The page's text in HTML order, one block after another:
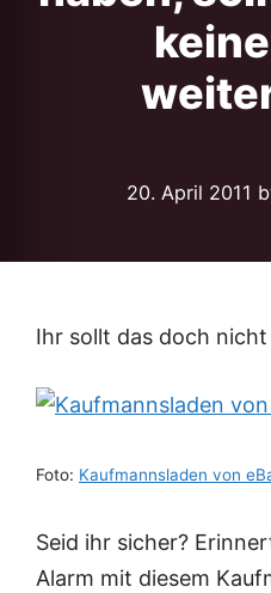
20. April 2011
Ihr sollt das doch nicht
Foto: Kaufmannsladen von
Seid ihr sicher?
Alarm mit diesem